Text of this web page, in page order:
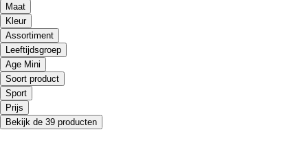
Maat
Kleur
Assortiment
Leeftijdsgroep
Age Mini
Soort product
Sport
Prijs
Bekijk de 39 producten